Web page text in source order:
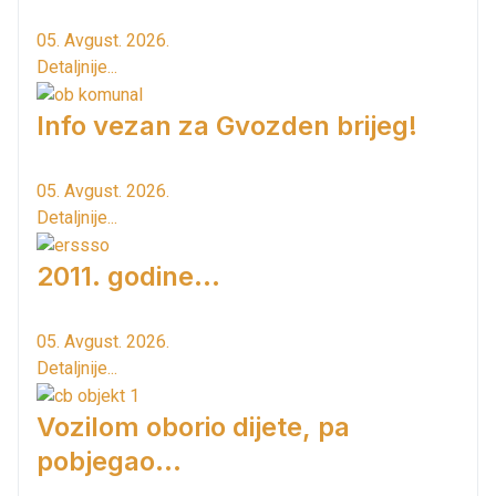
05. Avgust. 2026.
Detaljnije...
Info vezan za Gvozden brijeg!
05. Avgust. 2026.
Detaljnije...
2011. godine...
05. Avgust. 2026.
Detaljnije...
Vozilom oborio dijete, pa
pobjegao...